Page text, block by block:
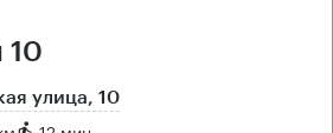
10
улица, 10